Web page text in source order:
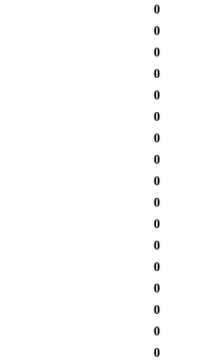
0
0
0
0
0
0
0
0
0
0
0
0
0
0
0
0
0